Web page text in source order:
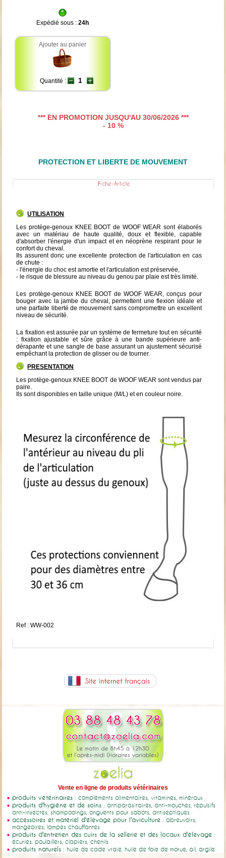
Expédié sous :24h
Ajouter au panier
Quantité :
*** EN PROMOTION JUSQU'AU 30/06/2026 ***
- 10 %
PROTECTION ET LIBERTE DE MOUVEMENT
UTILISATION
Les protège-genoux KNEE BOOT de WOOF WEAR sont élaborés
avec un matériau de haute qualité, doux et flexible, capable
d'absorber l'énergie d'un impact et en néoprène respirant pour le
confort du cheval.
Ils assurent donc une excellente protection de l'articulation en cas
de chute :
- l'énergie du choc est amortie et l'articulation est préservée,
- le risque de blessure au niveau du genou par plaie est très limité.
Les protège-genoux KNEE BOOT de WOOF WEAR, conçus pour
bouger avec la jambe du cheval, permettent une flexion idéale et
une parfaite liberté de mouvement sans compromettre un excellent
niveau de sécurité.
La fixation est assurée par un système de fermeture tout en sécurité
: fixation ajustable et sûre grâce à une bande supérieure anti-
dérapante et une sangle de base assurant un ajustement sécurisé
empêchant la protection de glisser ou de tourner.
PRESENTATION
Les protège-genoux KNEE BOOT de WOOF WEAR sont vendus par
paire.
Ils sont disponibles en taille unique (M/L) et en couleur noire.
Ref : WW-002
Vente en ligne de produits vétérinaires
produits vétérinaires : compléments alimentaires, vitamines, minéraux
produits d'hygiène et de soins : antiparasitaires, anti-mouches, répulsifs
anti-insectes, shampooings, onguents pour sabots, antiseptiques
accessoires et matériel d'élevage pour l'aviculture : abreuvoirs,
mangeoires, lampes chauffantes
produits d'entretien des cuirs de la sellerie et des locaux d'élevage :
écuries, poulaillers, clapiers, chenils
produits naturels : huile de cade vraie, huile de foie de morue, ail, argile